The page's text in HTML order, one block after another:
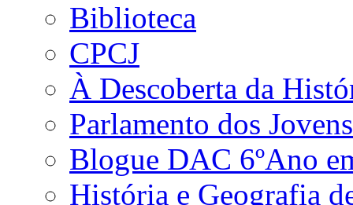
Biblioteca
CPCJ
À Descoberta da
Parlamento dos Jovens
Blogue DAC 6ºAno
História e Geografia